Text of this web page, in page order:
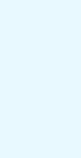
：不只是器官
病：不仅是心
损害：制度才